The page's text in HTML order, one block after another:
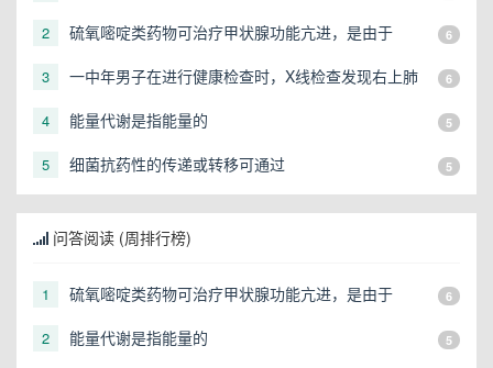
2 硫氧嘧啶类药物可治疗甲状腺功能亢进，是由于 6
3
一中年男子在进行健康检查时，X线检查发现右上肺
6
4 能量代谢是指能量的 5
5 细菌抗药性的传递或转移可通过 5
问答阅读 (周排行榜)
1 硫氧嘧啶类药物可治疗甲状腺功能亢进，是由于 6
2 能量代谢是指能量的 5